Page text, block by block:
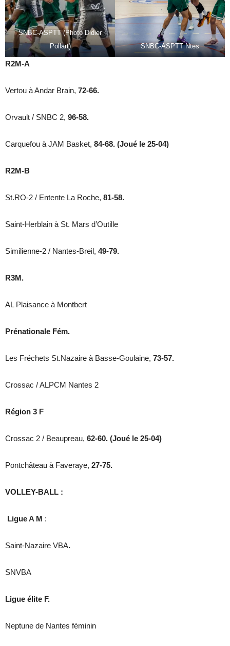
SNBC-ASPTT (Photo Didier
Pollart)
SNBC-ASPTT Ntes
R2M-A
Vertou à Andar Brain, 72-66.
Orvault / SNBC 2, 96-58.
Carquefou à JAM Basket, 84-68. (Joué le 25-04)
R2M-B
St.RO-2 / Entente La Roche, 81-58.
Saint-Herblain à St. Mars d’Outille
Similienne-2 / Nantes-Breil, 49-79.
R3M.
AL Plaisance à Montbert
Prénationale Fém.
Les Fréchets St.Nazaire à Basse-Goulaine, 73-57.
Crossac / ALPCM Nantes 2
Région 3 F
Crossac 2 / Beaupreau, 62-60. (Joué le 25-04)
Pontchâteau à Faveraye, 27-75.
VOLLEY-BALL :
Ligue A M :
Saint-Nazaire VBA.
SNVBA
Ligue élite F.
Neptune de Nantes féminin